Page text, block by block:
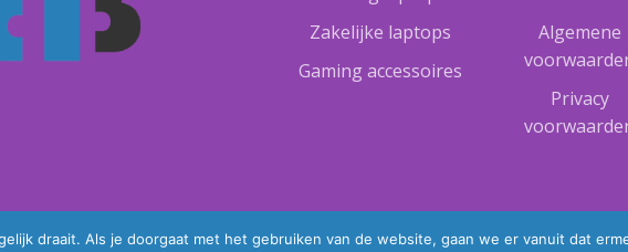
Zakelijke laptops
Gaming accessoires
Algemene
Privacy
draait. Als je doorgaat met het gebruiken van de website, gaan we er vanuit dat